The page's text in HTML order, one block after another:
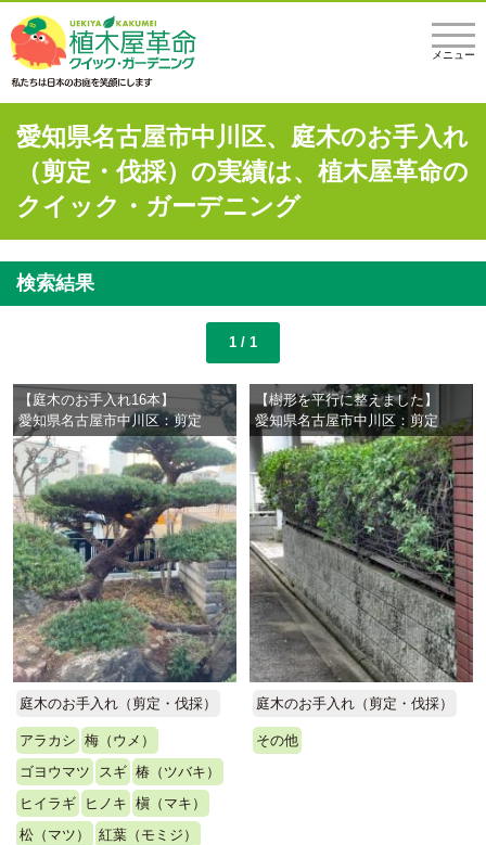
メニュー
愛知県名古屋市中川区、庭木のお手入れ
（剪定・伐採）の実績は、植木屋革命の
クイック・ガーデニング
検索結果
1 / 1
【庭木のお手入れ16本】
愛知県名古屋市中川区：剪定
庭木のお手入れ（剪定・伐採）
アラカシ 梅（ウメ）
ゴヨウマツ
スギ 椿（ツバキ）
ヒイラギ
ヒノキ 槇（マキ）
松（マツ）
紅葉（モミジ）
【樹形を平行に整えました】
愛知県名古屋市中川区：剪定
庭木のお手入れ（剪定・伐採）
その他